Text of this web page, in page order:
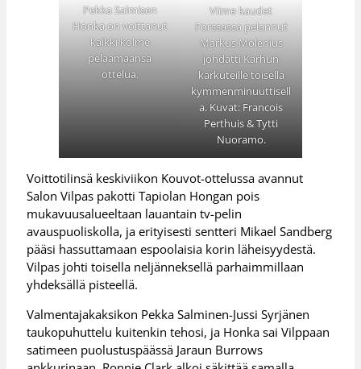
Pekka Salmisen
Honka on voittanut
kaikki kolme
pelaamaansa
ottelua.
Viime kaudet
Forssassa pelannut
Markus Molenius
johdatti Karhun
karkuteille toisella
kymmenminuuttisell
a. Kuvat: Francois
Perthuis & Tytti
Nuoramo.
Voittotilinsä keskiviikon Kouvot-ottelussa avannut
Salon Vilpas pakotti Tapiolan Hongan pois
mukavuusalueeltaan lauantain tv-pelin
avauspuoliskolla, ja erityisesti sentteri Mikael Sandberg
pääsi hassuttamaan espoolaisia korin läheisyydestä.
Vilpas johti toisella neljänneksellä parhaimmillaan
yhdeksällä pisteellä.
Valmentajakaksikon Pekka Salminen-Jussi Syrjänen
taukopuhuttelu kuitenkin tehosi, ja Honka sai Vilppaan
satimeen puolustuspäässä Jaraun Burrows